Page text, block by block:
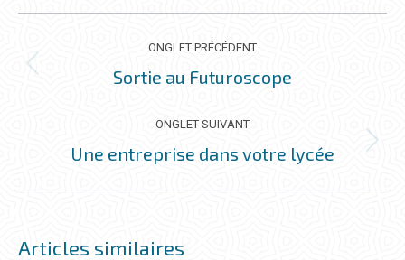
NAVIGATION
DE
COMMENTAIRE
ONGLET PRÉCÉDENT
Onglet
Sortie au Futuroscope
ONGLET SUIVANT
Onglet
Une entreprise dans votre lycée
Articles similaires